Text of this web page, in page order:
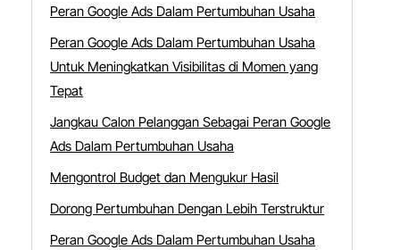
Peran Google Ads Dalam Pertumbuhan Usaha
Peran Google Ads Dalam Pertumbuhan Usaha
Untuk Meningkatkan Visibilitas di Momen yang
Tepat
Jangkau Calon Pelanggan Sebagai Peran Google
Ads Dalam Pertumbuhan Usaha
Mengontrol Budget dan Mengukur Hasil
Dorong Pertumbuhan Dengan Lebih Terstruktur
Peran Google Ads Dalam Pertumbuhan Usaha